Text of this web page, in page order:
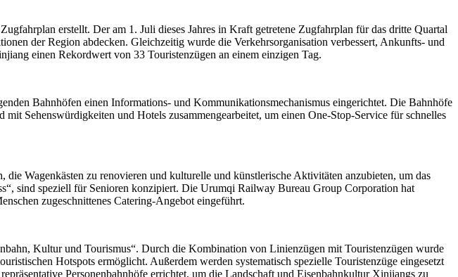
erstellt. Der am 1. Juli dieses Jahres in Kraft getretene Zugfahrplan für das dritte Quartal
der Region abdecken. Gleichzeitig wurde die Verkehrsorganisation verbessert, Ankunfts- und
einen Rekordwert von 33 Touristenzügen an einem einzigen Tag.
Bahnhöfen einen Informations- und Kommunikationsmechanismus eingerichtet. Die Bahnhöfe
Sehenswürdigkeiten und Hotels zusammengearbeitet, um einen One-Stop-Service für schnelles
Wagenkästen zu renovieren und kulturelle und künstlerische Aktivitäten anzubieten, um das
sind speziell für Senioren konzipiert. Die Urumqi Railway Bureau Group Corporation hat
zugeschnittenes Catering-Angebot eingeführt.
Kultur und Tourismus“. Durch die Kombination von Linienzügen mit Touristenzügen wurde
Hotspots ermöglicht. Außerdem werden systematisch spezielle Touristenzüge eingesetzt
Personenbahnhöfe errichtet, um die Landschaft und Eisenbahnkultur Xinjiangs zu